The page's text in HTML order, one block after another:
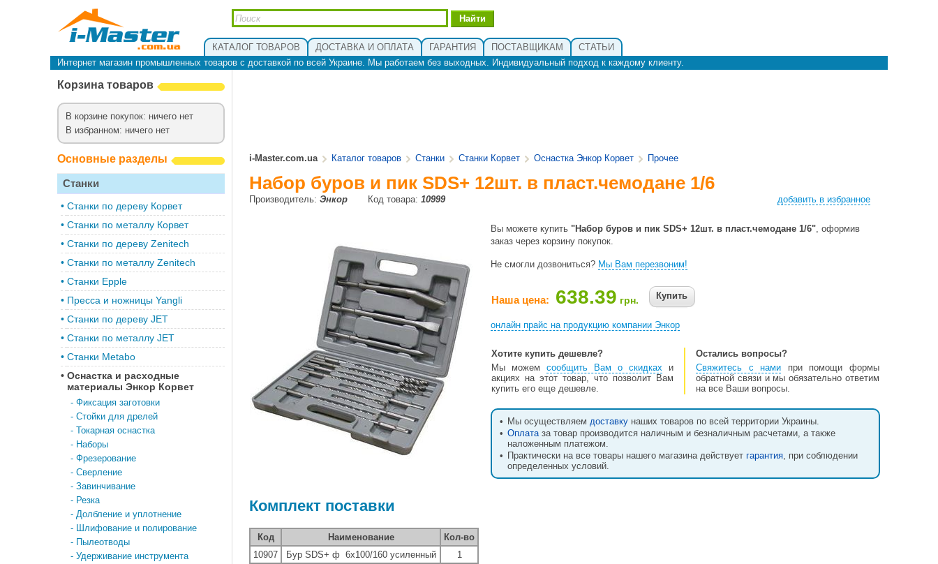
КАТАЛОГ ТОВАРОВ ДОСТАВКА И ОПЛАТА ГАРАНТИЯ ПОСТАВЩИКАМ
СТАТЬИ
Интернет магазин промышленных товаров с доставкой по всей Украине. Мы работаем без выходных. Индивидуальный подход к каждому клиенту.
Корзина товаров
В корзине покупок: ничего нет
В избранном: ничего нет
Основные разделы
Станки
• Cтанки по дереву Корвет
• Станки по металлу Корвет
• Cтанки по дереву Zenitech
• Cтанки по металлу Zenitech
• Станки Epple
• Пресса и ножницы Yangli
• Станки по дереву JET
• Станки по металлу JET
• Станки Metabo
• Оснастка и расходные
материалы Энкор Корвет
- Фиксация заготовки
- Стойки для дрелей
- Токарная оснастка
- Наборы
- Фрезерование
- Сверление
- Завинчивание
- Резка
- Долбление и уплотнение
- Шлифование и полирование
- Пылеотводы
- Удерживание инструмента
i-Master.com.ua Каталог товаров Станки Станки Корвет Оснастка Энкор Корвет Прочее
Набор буров и пик SDS+ 12шт. в пласт.чемодане 1/6
Производитель: Энкор Код товара: 10999 добавить в избранное
Вы можете купить "Набор буров и пик SDS+ 12шт. в пласт.чемодане 1/6", оформив
заказ через корзину покупок.
Не смогли дозвониться? Мы Вам перезвоним!
Наша цена: 638.39 грн. Купить
онлайн прайс на продукцию компании Энкор
Хотите купить дешевле?
Мы можем сообщить Вам о скидках и
акциях на этот товар, что позволит Вам
купить его еще дешевле.
Остались вопросы?
Свяжитесь с нами при помощи формы
обратной связи и мы обязательно ответим
на все Ваши вопросы.
• Мы осуществляем доставку наших товаров по всей территории Украины.
• Оплатаза товар производится наличным и безналичным расчетами, а также
наложенным платежом.
• Практически на все товары нашего магазина действует гарантия, при соблюдении
определенных условий.
Комплект поставки
Код Наименование
Кол-во
10907
Бур SDS+ ф 6х100/160 усиленный
1